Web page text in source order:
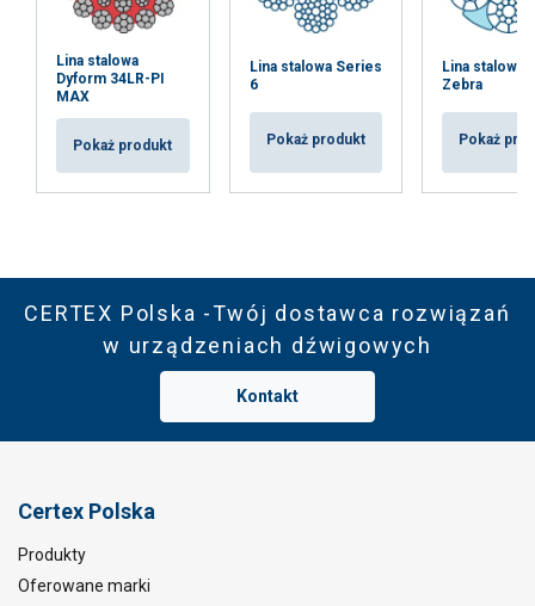
Lina stalowa
Dyform 34LR-PI
MAX
Pokaż produkt
Lina stalowa Series
6
Pokaż produkt
Lina stalowa
Zebra
Pokaż
CERTEX Polska -Twój dostawca rozwiązań
w urządzeniach dźwigowych
Kontakt
Certex Polska
Produkty
Oferowane marki